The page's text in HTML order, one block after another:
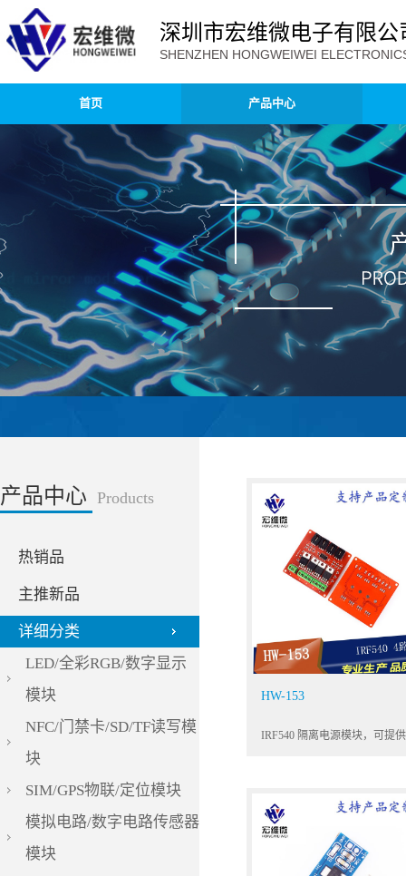
深圳市宏维微电子有限公
SHENZHEN HONGWEIWEI
首页 产品中心
产品中心 Products
热销品
主推新品
详细分类
LED/全彩RGB/数字显示
模块
NFC/门禁卡/SD/TF读写模
块
SIM/GPS物联/定位模块
模拟电路/数字电路传感器
模块
HW-153